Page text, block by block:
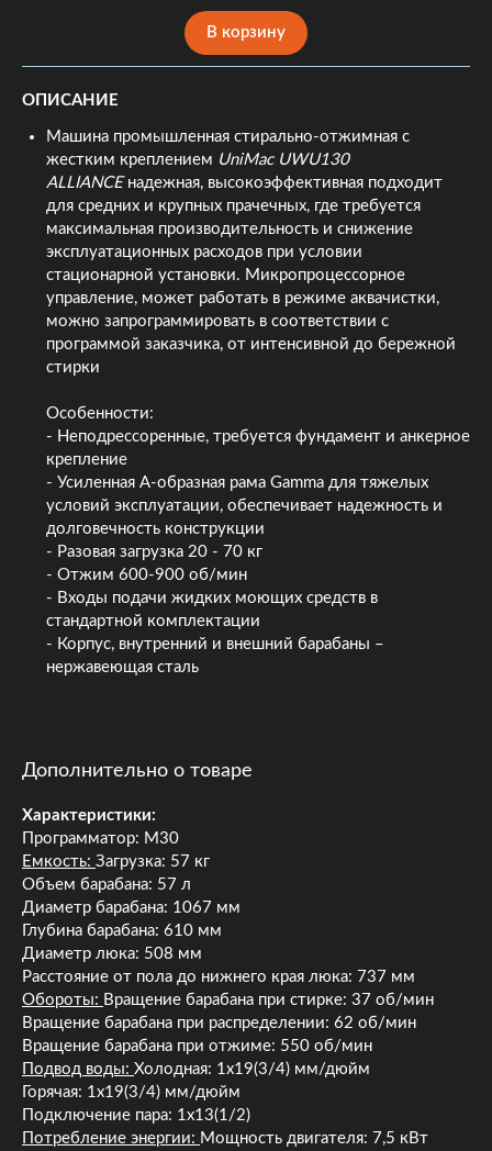
В корзину
ОПИСАНИЕ
Машина промышленная стирально-отжимная с
жестким креплением UniMac UWU130
ALLIANCEнадежная, высокоэффективная подходит
для средних и крупных прачечных, где требуется
максимальная производительность и снижение
эксплуатационных расходов при условии
стационарной установки. Микропроцессорное
управление, может работать в режиме аквачистки,
можно запрограммировать в соответствии с
программой заказчика, от интенсивной до бережной
стирки
Особенности:
- Неподрессоренные, требуется фундамент и анкерное
крепление
- Усиленная А-образная рама Gamma для тяжелых
условий эксплуатации, обеспечивает надежность и
долговечность конструкции
- Разовая загрузка 20 - 70 кг
- Отжим 600-900 об/мин
- Входы подачи жидких моющих средств в
стандартной комплектации
- Корпус, внутренний и внешний барабаны –
нержавеющая сталь
Дополнительно о товаре
Характеристики:
Программатор: М30
Емкость: Загрузка: 57 кг
Объем барабана: 57 л
Диаметр барабана: 1067 мм
Глубина барабана: 610 мм
Диаметр люка: 508 мм
Расстояние от пола до нижнего края люка: 737 мм
Обороты: Вращение барабана при стирке: 37 об/мин
Вращение барабана при распределении: 62 об/мин
Вращение барабана при отжиме: 550 об/мин
Подвод воды: Холодная: 1х19(3/4) мм/дюйм
Горячая: 1х19(3/4) мм/дюйм
Подключение пара: 1х13(1/2)
Потребление энергии: Мощность двигателя: 7,5 кВт